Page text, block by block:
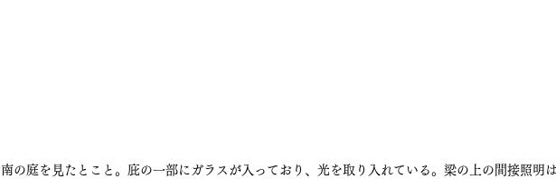
南の庭を見たとこと。庇の一部にガラスが入っており、光を取り入れている。梁の上の間接照明